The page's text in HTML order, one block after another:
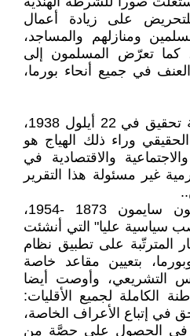
على زيادة أعمال
ومنازلهم والمساجد،
كما تعرّض المسلمون إلى
في جميع أنحاء بورما،
عين الحاكم البريطاني لجنة تحقيق في 22 أيلول 1938،
وراء ذلك الهياج هو
والاقتصادية في
غير مسئولة هذا التقرير
أوصَت لجنة سايمون "جون سايمون 1873 -1954،
سياسية عليا" التي أنشئت
الآثار المترتّبة على تطبيق نظام
بتعيين مقاعد خاصة
التشريعي، وأوصت أيضا
الكاملة لجميع الأقليات:
في إتباع الأعراف الخاصة،
في الحصول على حِصَّة من